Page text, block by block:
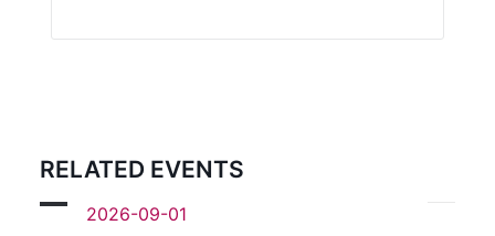
RELATED EVENTS
2026-09-01